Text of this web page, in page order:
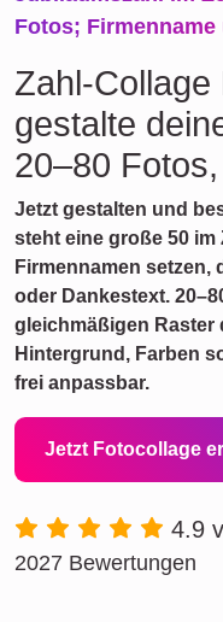
Fotos;
Zahl-Collage
gestalte
20–80
Jetzt gestalten und
steht eine große 50
Firmennamen setzen,
oder Dankestext.
gleichmäßigen Raster
Hintergrund, Farben
frei anpassbar.
Jetzt Fotocollage
4.9
2027 Bewertungen